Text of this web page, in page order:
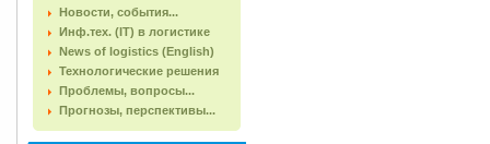
Новости, события...
Инф.тех. (IT) в логистике
News of logistics (English)
Технологические решения
Проблемы, вопросы...
Прогнозы, перспективы...